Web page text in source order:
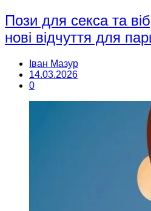
Пози для секса та
нові відчуття для
Іван Мазур
14.03.2026
0